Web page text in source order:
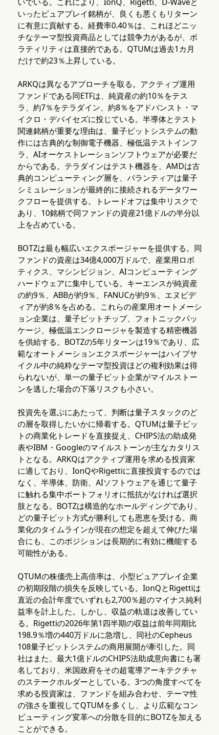
いったピュアプレイ銘柄が、良くも悪くもリターン
に有意に貢献する。経費率0.40％は、これほどニッ
チなテーマ型投資商品としては競争力があるが、ボ
ラティリティは直接的である。QTUMは過去1カ月
だけで約23％上昇している。
ARKQは異なるアプローチを取る。アクティブ運用
ファンドである同ETFは、純資産の約10％をテス
ラ、約7％をテラダイン、約8％をアドバンスト・マ
イクロ・デバイセズに投じている。半導体とテスト
関連銘柄が重要な理由は、量子ビットシステムの動
作には古典的な制御電子機器、極低温テストインフ
ラ、AIオーケストレーションソフトウェアが必要だ
からである。テラダインはテスト機器を、AMDは古
典的コンピューティング層を、パランティアは量子
シミュレーションが最終的に接続されるデータワー
クフローを提供する。トレードオフは集中リスクで
あり、10銘柄で同ファンドの資産21億ドルの半分以
上を占めている。
BOTZは最も幅広いエクスポージャーを提供する。同
ファンドの資産は34億4,000万ドルで、産業用ロボ
ティクス、マシンビジョン、AIコンピューティング
ハードウェアに集中している。キーエンスが純資産
の約9％、ABBが約9％、FANUCが約9％、エヌビデ
ィアが約8％を占める。これらの産業用オートメーシ
ョン企業は、量子ビットチップ、フォトニックパッ
ケージ、極低温エンクロージャを製造する精密機器
を供給する。BOTZの5年リターンは19％であり、広
範なオートメーションエクスポージャーはハイプサ
イクル中の純粋なテーマ型投資ほどの複利効果は得
られないが、単一の量子ビット企業がマイルストー
ンを逃した場合の下落リスクも小さい。
投資先を選ぶにあたって、判断は量子スタックのど
の層を取得したいかに帰着する。QTUMは量子ビッ
トの商業化トレードを直接捉え、CHIPS法の助成発
表やIBM・Googleのマイルストーンが主なカタリス
トとなる。ARKQはアクティブ運用を求める投資家
に適しており、IonQやRigettiに直接投資するのでは
なく、半導体、防衛、AIソフトウェアを通じて量子
に触れる集中ポートフォリオに抵抗がなければ選択
肢となる。BOTZは構造的なホールディングであり、
どの量子ビット方式が勝利しても恩恵を受ける。商
業化のタイムラインが現在の想定を超えて伸びた場
合にも、このポジションは長期的に有効に機能する
可能性がある。
QTUMの株価売上高倍率は、小型ピュアプレイ企業
の初期段階の損失を反映している。IonQとRigettiは
直近の会計年度でいずれも2,700％超のマイナス純利
益率を計上した。しかし、収益の軌道は改善してい
る。Rigettiの2026年第1四半期の収益は前年同期比
198.9％増の440万ドルに急増し、同社のCepheus
108量子ビットシステムの商用展開が牽引した。同
社はまた、最大1億ドルのCHIPS法助成意向書にも署
名しており、米国政府をその超電導アーキテクチャ
のステークホルダーとしている。3つの角度すべてを
求める投資家は、ファンドを組み合わせ、テーマ性
の強さを重視してQTUMを多くし、より広範なコン
ピューティング変革への分散を目的にBOTZを加える
ことができる。